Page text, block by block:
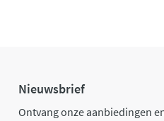
Nieuwsbrief
Ontvang onze aanbiedingen